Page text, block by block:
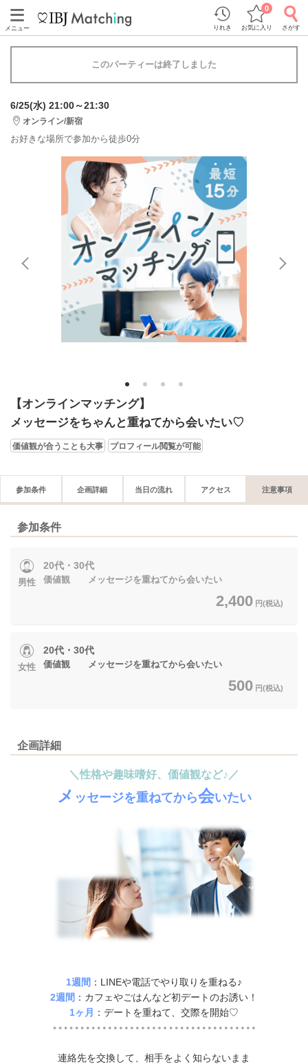
メニュー りれき お気に入り
0
さがす
このパーティーは終了しました
6/25(水) 21:00～21:30
オンライン/新宿
お好きな場所で参加から徒歩0分
1 2 3 4
【オンラインマッチング】
メッセージをちゃんと重ねてから会いたい♡
価値観が合うことも大事 プロフィール閲覧が可能
参加条件 企画詳細 当日の流れ アクセス 注意事項
参加条件
男性
20代・30代
価値観 メッセージを重ねてから会いたい
2,400 円(税込)
女性
20代・30代
価値観 メッセージを重ねてから会いたい
500 円(税込)
企画詳細
＼性格や趣味嗜好、価値観など♪／
メ ッセージを重ねてから会いたい
1週間 ：LINEや電話でやり取りを重ねる♪
2週間 ：カフェやごはんなど初デートのお誘い！
1ヶ月
：デートを重ねて、交際を開始♡
連絡先を交換して、相手をよく知らないまま